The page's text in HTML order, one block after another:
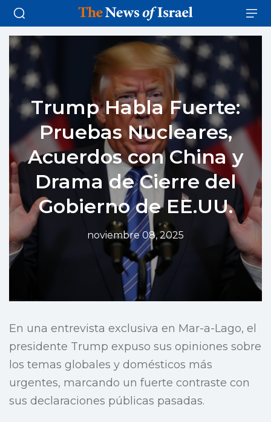
Trump Habla Fuerte:
Pruebas Nucleares,
Acuerdos con China y
Drama de Cierre del
Gobierno de EE.UU.
noviembre 08, 2025
En una entrevista exclusiva en Mar-a-Lago, el
presidente Trump expuso sus opiniones sobre
los temas globales y domésticos más
urgentes, marcando un fuerte contraste con
sus declaraciones públicas pasadas.